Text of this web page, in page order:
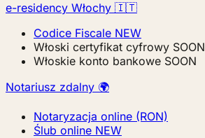
e-residency Włochy 🇮🇹
Codice Fiscale NEW
Włoski certyfikat cyfrowy SOON
Włoskie konto bankowe SOON
Notariusz zdalny 🌍
Notaryzacja online (RON)
Ślub online NEW